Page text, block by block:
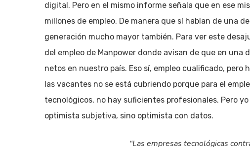
digital. Pero en el mismo informe señala que en ese
millones de empleo. De manera que sí hablan de una
generación mucho mayor también. Para ver este
del empleo de Manpower donde avisan de que en una
netos en nuestro país. Eso sí, empleo cualificado, pero
las vacantes no se está cubriendo porque para el
tecnológicos, no hay suficientes profesionales. Pero
optimista subjetiva, sino optimista con datos.
“Las empresas tecnológicas